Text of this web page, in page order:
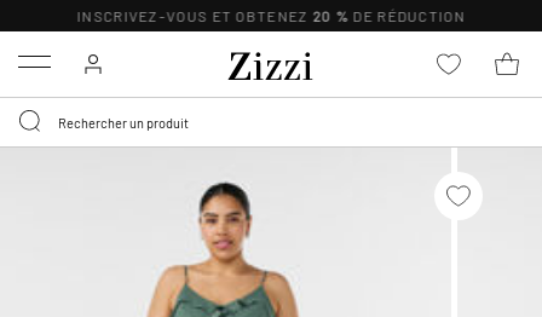
INSCRIVEZ-VOUS ET OBTENEZ 20 % DE RÉDUCTION
Menu